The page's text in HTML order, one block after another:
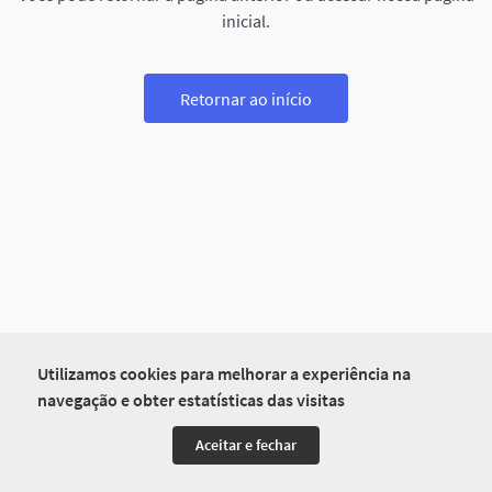
Utilizamos cookies para melhorar a experiência na
navegação e obter estatísticas das visitas
Aceitar e fechar
inicial.
Retornar ao início